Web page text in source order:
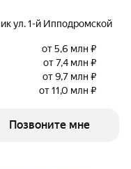
ул. 1-й Ипподромской
от 5,6 млн ₽
от 7,4 млн ₽
от 9,7 млн ₽
от 11,0 млн ₽
Позвоните мне